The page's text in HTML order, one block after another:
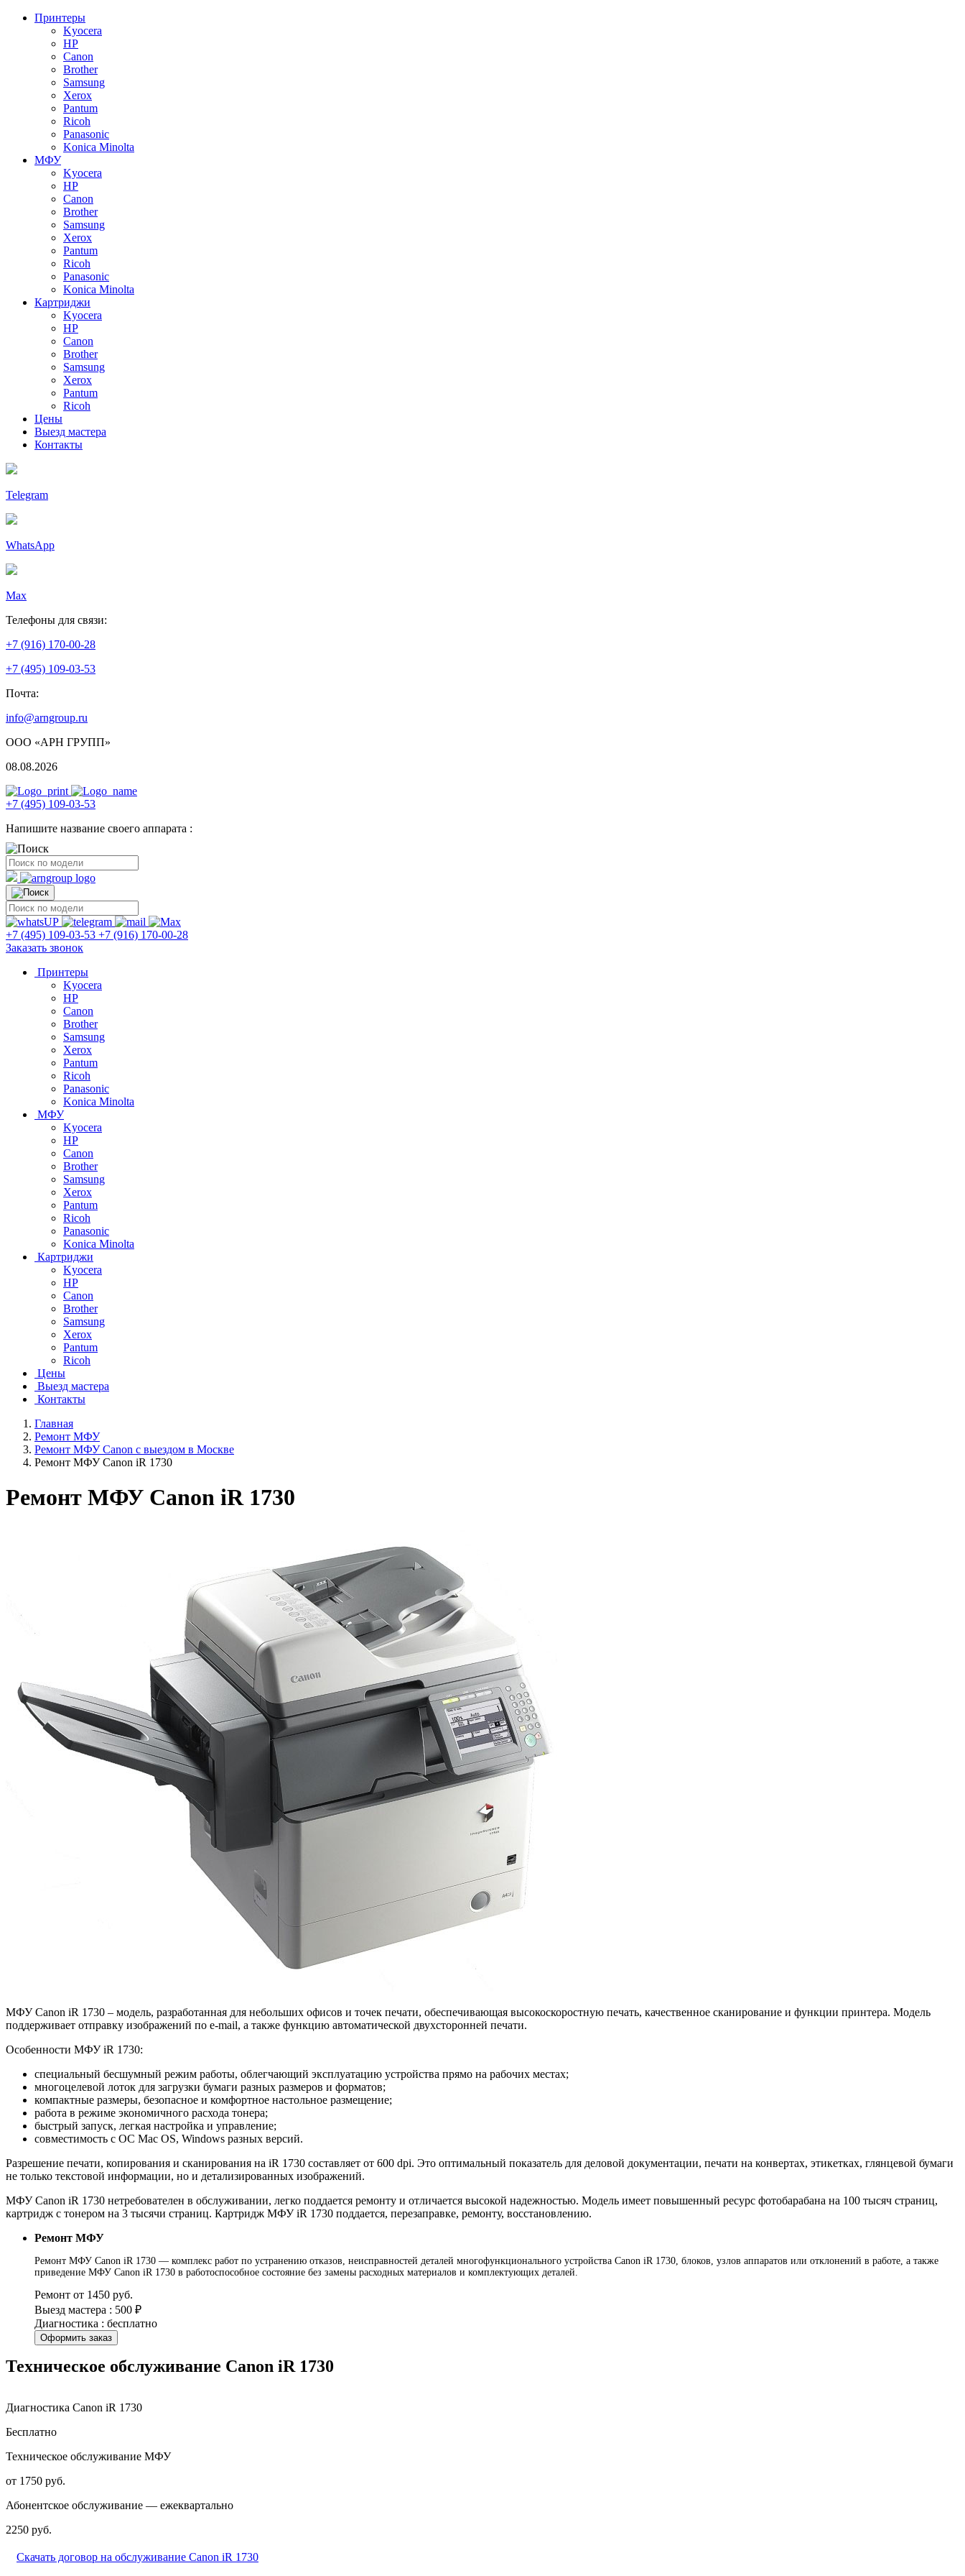
Принтеры
Kyocera
HP
Canon
Brother
Samsung
Xerox
Pantum
Ricoh
Panasonic
Konica Minolta
МФУ
Kyocera
HP
Canon
Brother
Samsung
Xerox
Pantum
Ricoh
Panasonic
Konica Minolta
Картриджи
Kyocera
HP
Canon
Brother
Samsung
Xerox
Pantum
Ricoh
Цены
Выезд мастера
Контакты
Telegram
WhatsApp
Max
Телефоны для связи:
+7 (916) 170-00-28
+7 (495) 109-03-53
Почта:
info@arngroup.ru
ООО «АРН ГРУПП»
08.08.2026
+7 (495) 109-03-53
Напишите название своего аппарата :
+7 (495) 109-03-53 +7 (916) 170-00-28
Заказать звонок
Принтеры
Kyocera
HP
Canon
Brother
Samsung
Xerox
Pantum
Ricoh
Panasonic
Konica Minolta
МФУ
Kyocera
HP
Canon
Brother
Samsung
Xerox
Pantum
Ricoh
Panasonic
Konica Minolta
Картриджи
Kyocera
HP
Canon
Brother
Samsung
Xerox
Pantum
Ricoh
Цены
Выезд мастера
Контакты
Главная
Ремонт МФУ
Ремонт МФУ Canon с выездом в Москве
Ремонт МФУ Canon iR 1730
Ремонт МФУ Canon iR 1730
МФУ Canon iR 1730 – модель, разработанная для небольших офисов и точек печати, обеспечивающая высокоскоростную печать, качественное сканирование и функции принтера. Модель
поддерживает отправку изображений по e-mail, а также функцию автоматической двухсторонней печати.
Особенности МФУ iR 1730:
специальный бесшумный режим работы, облегчающий эксплуатацию устройства прямо на рабочих местах;
многоцелевой лоток для загрузки бумаги разных размеров и форматов;
компактные размеры, безопасное и комфортное настольное размещение;
работа в режиме экономичного расхода тонера;
быстрый запуск, легкая настройка и управление;
совместимость с ОС Mac OS, Windows разных версий.
Разрешение печати, копирования и сканирования на iR 1730 составляет от 600 dpi. Это оптимальный показатель для деловой документации, печати на конвертах, этикетках, глянцевой бумаги
не только текстовой информации, но и детализированных изображений.
МФУ Canon iR 1730 нетребователен в обслуживании, легко поддается ремонту и отличается высокой надежностью. Модель имеет повышенный ресурс фотобарабана на 100 тысяч страниц,
картридж с тонером на 3 тысячи страниц. Картридж МФУ iR 1730 поддается, перезаправке, ремонту, восстановлению.
Ремонт МФУ
Ремонт МФУ Canon iR 1730 — комплекс работ по устранению отказов, неисправностей деталей многофункционального устройства Canon iR 1730, блоков, узлов аппаратов или отклонений в работе, а также
приведение МФУ Canon iR 1730 в работоспособное состояние без замены расходных материалов и комплектующих деталей.
Ремонт от 1450 руб.
Выезд мастера : 500 ₽
Диагностика : бесплатно
Оформить заказ
Техническое обслуживание Canon iR 1730
Диагностика Canon iR 1730
Бесплатно
Техническое обслуживание МФУ
от 1750 руб.
Абонентское обслуживание — ежеквартально
2250 руб.
Скачать договор на обслуживание Canon iR 1730